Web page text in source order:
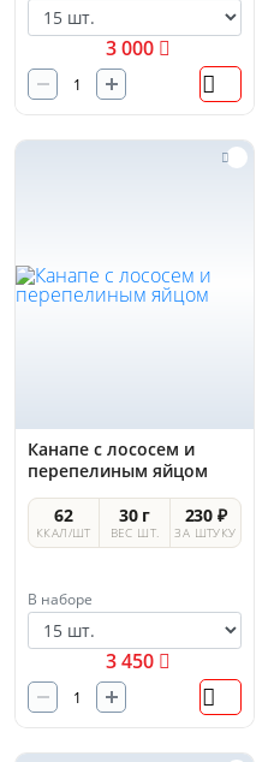
3 000
Канапе с лососем и
перепелиным яйцом
62
ККАЛ/ШТ
30 г
ВЕС ШТ.
230 ₽
ЗА ШТУКУ
В наборе
3 450